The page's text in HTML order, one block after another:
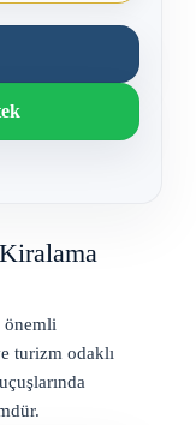
önemli
turizm odaklı